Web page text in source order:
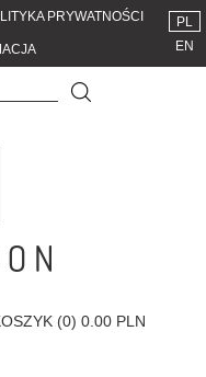
PRYWATNOŚCI
PL
EN
(0) 0.00 PLN